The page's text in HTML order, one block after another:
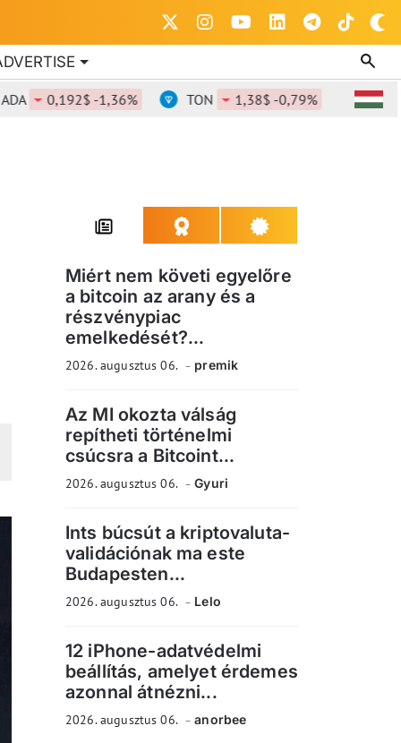
0,192$ -1,36% TON 1,38$ -0,79% DOT
Miért nem követi egyelőre
a bitcoin az arany és a
részvénypiac
emelkedését?...
2026. augusztus 06. premik
Az MI okozta válság
repítheti történelmi
csúcsra a Bitcoint...
2026. augusztus 06. Gyuri
Ints búcsút a kriptovaluta-
validációnak ma este
Budapesten...
2026. augusztus 06. Lelo
12 iPhone-adatvédelmi
beállítás, amelyet érdemes
azonnal átnézni...
2026. augusztus 06. anorbee